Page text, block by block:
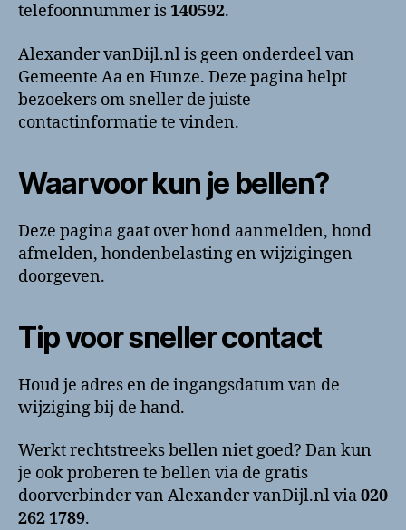
telefoonnummer is140592.
Alexander vanDijl.nl is geen onderdeel van
Gemeente Aa en Hunze. Deze pagina helpt
bezoekers om sneller de juiste
contactinformatie te vinden.
Waarvoor kun je bellen?
Deze pagina gaat over hond aanmelden, hond
afmelden, hondenbelasting en wijzigingen
doorgeven.
Tip voor sneller contact
Houd je adres en de ingangsdatum van de
wijziging bij de hand.
Werkt rechtstreeks bellen niet goed? Dan kun
je ook proberen te bellen via de gratis
doorverbinder van Alexander vanDijl.nl via020
262 1789.